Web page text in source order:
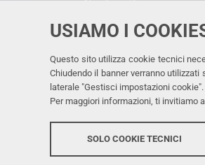
USIAMO I
Questo sito utilizza cookie tecnici
Chiudendo il banner verranno
laterale "Gestisci impostazioni cookie".
Per maggiori informazioni, ti invitiamo
SOLO COOKIE TECNICI
Facebook
Linkedin